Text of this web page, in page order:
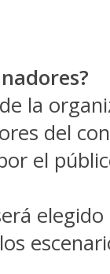
la
del
el